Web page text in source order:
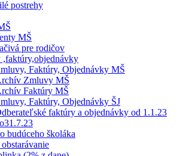
postrehy
MŠ
pre rodičov
,faktúry,objednávky
Faktúry, Objednávky MŠ
Zmluvy MŠ
Faktúry MŠ
Faktúry, Objednávky ŠJ
faktúry a objednávky od 1.1.23
budúceho školáka